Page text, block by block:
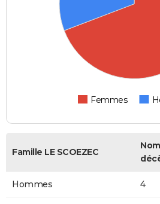
Femmes
Famille LE SCOEZEC
Hommes 4